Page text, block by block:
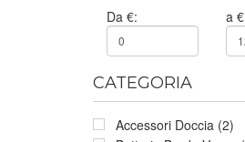
Da €: a
CATEGORIA
Accessori Doccia (2)